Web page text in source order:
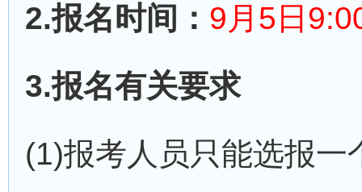
2.报名时间： 9月5日
3.报名有关要求
(1)报考人员只能选报